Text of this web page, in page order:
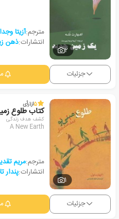
2
مترجم:آزیتا
انتشارات:ذهن
جزئیات
1
5از1رأی
کتاب طلوع
کشف هدف زندگی
A New Earth
مترجم:مریم
انتشارات:پندار
جزئیات